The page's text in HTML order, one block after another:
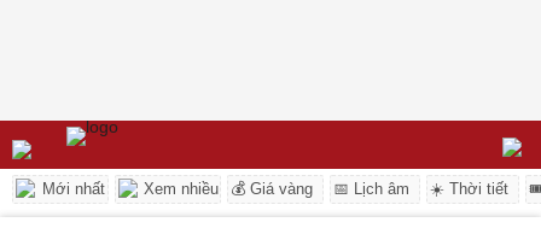
Mới nhất Xem nhiều 💰 Giá vàng 📅 Lịch âm ☀️ Thời tiết